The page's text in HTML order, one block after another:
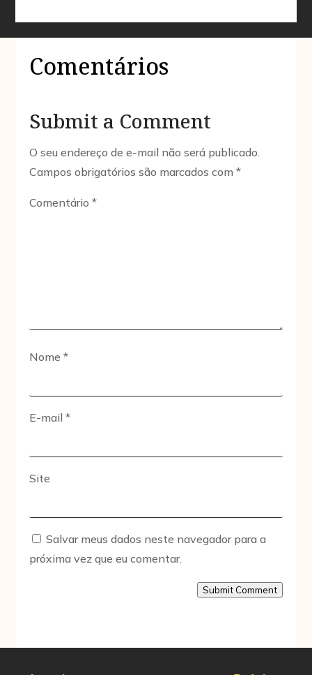
Comentários
Submit a Comment
O seu endereço de e-mail não será publicado.
Campos obrigatórios são marcados com*
Comentário*
Nome*
E-mail*
Site
Salvar meus dados neste navegador para a
próxima vez que eu comentar.
Submit Comment